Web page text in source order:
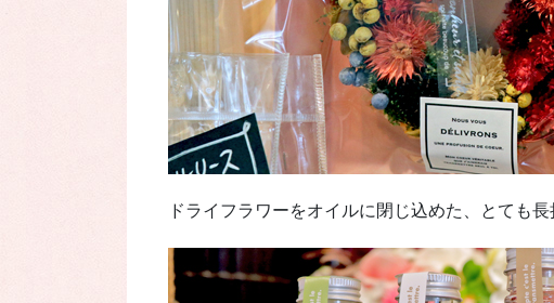
ドライフラワーをオイルに閉じ込めた、とても